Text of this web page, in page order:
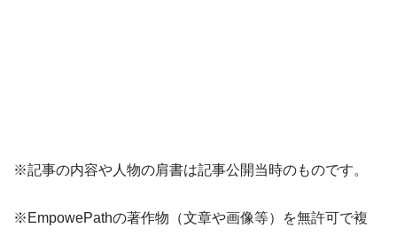
※記事の内容や人物の肩書は記事公開当時のものです。
※EmpowePathの著作物（文章や画像等）を無許可で複